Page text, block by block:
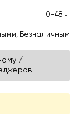
0-48 ч.
Безналичным
/